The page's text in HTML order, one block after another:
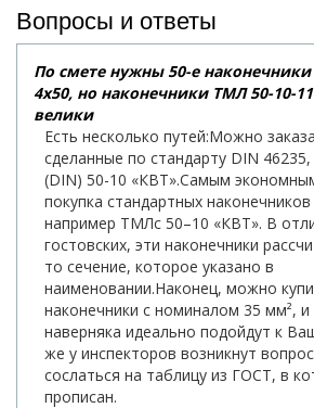
Вопросы и ответы
По смете нужны 50-е наконечники
4х50, но наконечники ТМЛ 50-10-
велики
Есть несколько путей:Можно
сделанные по стандарту DIN
(DIN) 50-10 «КВТ».Самым
покупка стандартных
например ТМЛс 50–10 «КВТ». В
гостовских, эти наконечники
то сечение, которое указано в
наименовании.Наконец, можно
наконечники с номиналом 35 мм²,
наверняка идеально подойдут к
же у инспекторов возникнут
сослаться на таблицу из ГОСТ, в
прописан.